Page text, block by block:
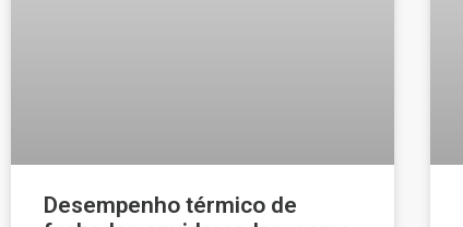
Desempenho térmico de